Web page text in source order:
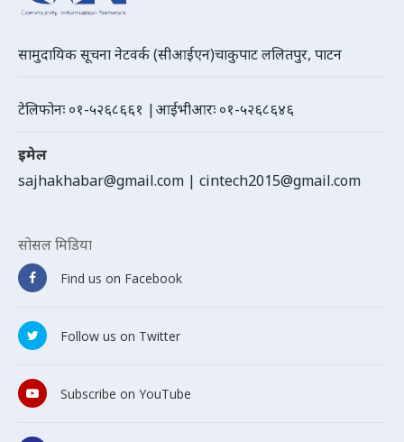
सामुदायिक सूचना नेटवर्क (सीआईएन)चाकुपाट ललितपुर, पाटन
टेलिफोनः ०१-५२६८६६१ |आईभीआरः ०१-५२६८६४६
इमेल
sajhakhabar@gmail.com | cintech2015@gmail.com
सोसल मिडिया
Find us on Facebook
Follow us on Twitter
Subscribe on YouTube